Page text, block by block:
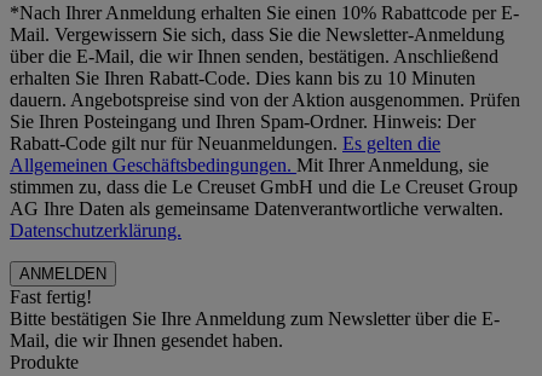
*Nach Ihrer Anmeldung erhalten Sie einen 10% Rabattcode per E-
Mail. Vergewissern Sie sich, dass Sie die Newsletter-Anmeldung
über die E-Mail, die wir Ihnen senden, bestätigen. Anschließend
erhalten Sie Ihren Rabatt-Code. Dies kann bis zu 10 Minuten
dauern. Angebotspreise sind von der Aktion ausgenommen. Prüfen
Sie Ihren Posteingang und Ihren Spam-Ordner. Hinweis: Der
Rabatt-Code gilt nur für Neuanmeldungen. Es gelten die
Allgemeinen Geschäftsbedingungen. Mit Ihrer Anmeldung, sie
stimmen zu, dass die Le Creuset GmbH und die Le Creuset Group
AG Ihre Daten als gemeinsame Datenverantwortliche verwalten.
Datenschutzerklärung.
Fast fertig!
Bitte bestätigen Sie Ihre Anmeldung zum Newsletter über die E-
Mail, die wir Ihnen gesendet haben.
Produkte